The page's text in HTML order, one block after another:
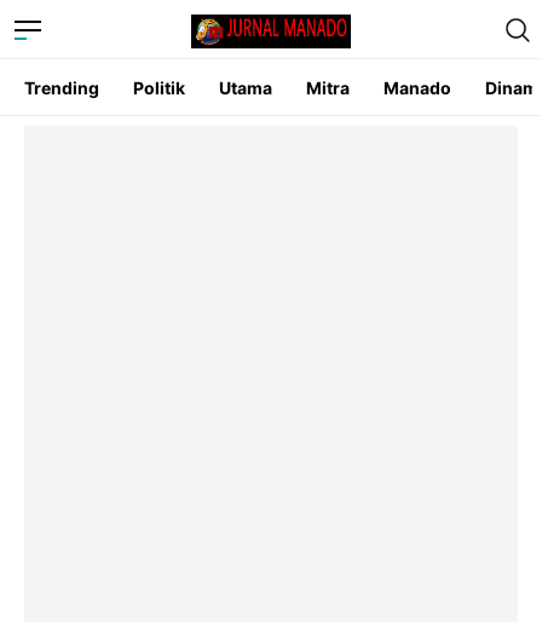
Trending Politik Utama Mitra Manado